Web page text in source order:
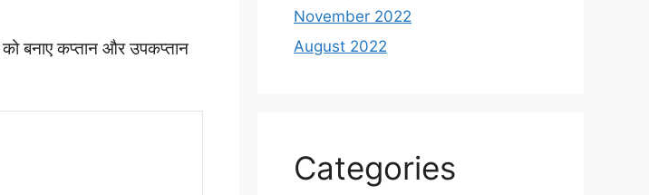
कप्तान और उपकप्तान
November 2022
August 2022
Categories